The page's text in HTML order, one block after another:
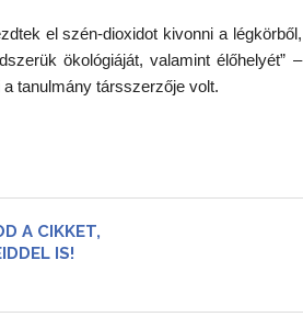
el szén-dioxidot kivonni a légkörből,
ökológiáját, valamint élőhelyét” –
tanulmány társszerzője volt.
A CIKKET,
IS!